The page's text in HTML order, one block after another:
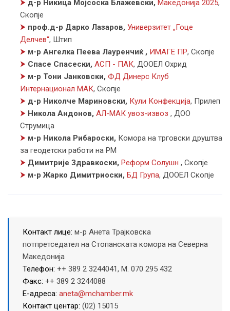
⮞ д-р Никица Мојсоска Блажевски, Македонија 2025,
Скопје
⮞ проф.д-р Дарко Лазаров, Универзитет „Гоце
Делчев“, Штип
⮞ м-р Ангелка Пеева Лауренчиќ , ИМАГЕ ПР, Скопје
⮞ Спасе Спасески, АСП - ПАК, ДООЕЛ Охрид
⮞ м-р Тони Јанковски, ФД Динерс Клуб
Интернационал МАК, Скопје
⮞ д-р Николче Мариновски, Кули Конфекција, Прилеп
⮞ Никола Андонов, АЛ-МАК увоз-извоз , ДОО
Струмица
⮞ м-р Никола Рибароски, Комора на трговски друштва
за геодетски работи на РМ
⮞ Димитрије Здравкоски, Реформ Солушн , Скопје
⮞ м-р Жарко Димитриоски, БД Група, ДООЕЛ Скопје
Контакт лице: м-р Анета Трајковска
потпретседател на Стопанската комора на Северна
Македонија
Телефон: ++ 389 2 3244041, M. 070 295 432
Факс: ++ 389 2 3244088
Е-адреса: aneta@mchamber.mk
Контакт центар: (02) 15015